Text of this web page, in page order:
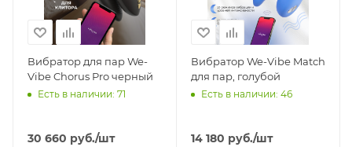
Вибратор для пар We-
Vibe Chorus Pro черный
Есть в наличии: 71
30 660 руб./шт
Вибратор We-Vibe Match
для пар, голубой
Есть в наличии: 46
14 180 руб./шт